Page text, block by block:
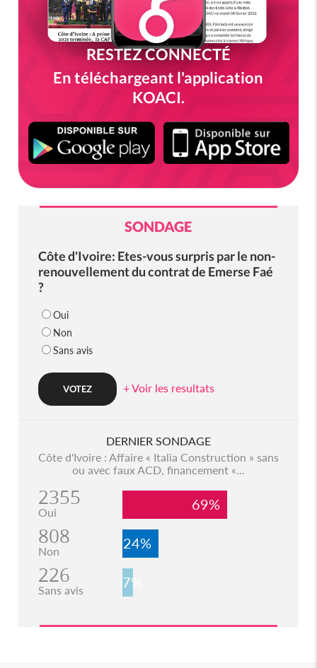
RESTEZ CONNECTÉ
En téléchargeant l'application
KOACI.
SONDAGE
Côte d'Ivoire: Etes-vous surpris par le non-
renouvellement du contrat de Emerse Faé
?
Oui
Non
Sans avis
+ Voir les resultats
DERNIER SONDAGE
Côte d'Ivoire : Affaire « Italia Construction » sans
ou avec faux ACD, financement «...
2355
Oui 69%
808
Non 24%
226
Sans avis 7%